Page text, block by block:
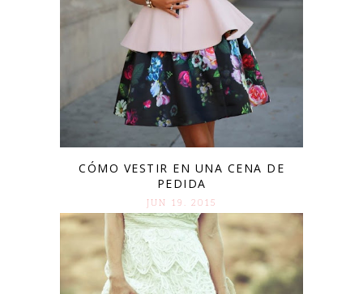
CÓMO VESTIR EN UNA CENA DE
PEDIDA
JUN 19. 2015